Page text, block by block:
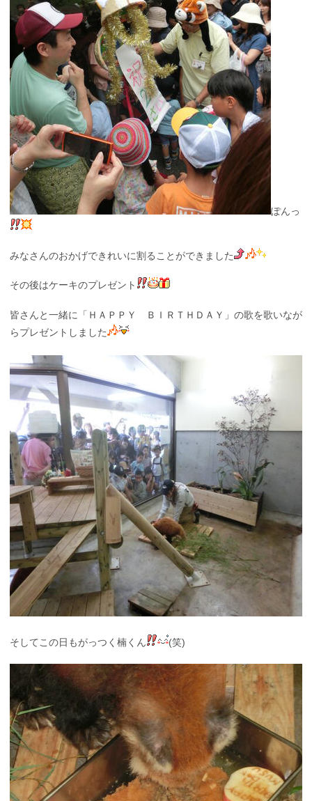
ぽんっ
みなさんのおかげできれいに割ることができました
その後はケーキのプレゼント
皆さんと一緒に
「ＨＡＰＰＹ ＢＩＲＴＨＤＡＹ」の歌を歌いなが
らプレゼントしました
そしてこの日もがっつく楠くん (笑)